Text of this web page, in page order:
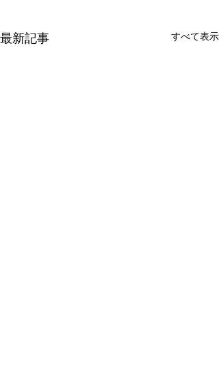
最新記事 すべて表示